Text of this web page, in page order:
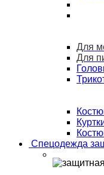
Для
Для
Спецодежда